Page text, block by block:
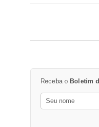
Receba o Boletim